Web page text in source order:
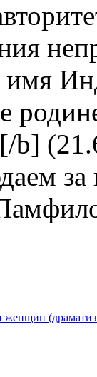
имя
b]